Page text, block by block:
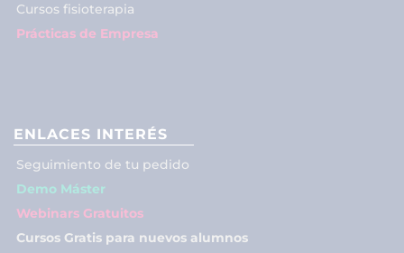
Cursos fisioterapia
Prácticas de Empresa
ENLACES INTERÉS
Seguimiento de tu pedido
Demo Máster
Webinars Gratuitos
Cursos Gratis para nuevos alumnos